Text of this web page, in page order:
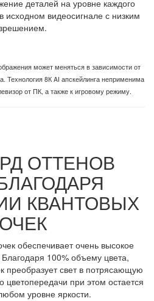
деталей на уровне каждого
исходном видеосигнале с низким
может меняться в зависимости от
Технология 8К AI апскейлинга неприменима
от ПК, а также к игровому режиму.
ОТТЕНОВ
КВАНТОВЫХ
обеспечивает очень высокое
100% объему цвета,
преобразует свет в потрясающую
цветопередачи при этом остается
уровне яркости.